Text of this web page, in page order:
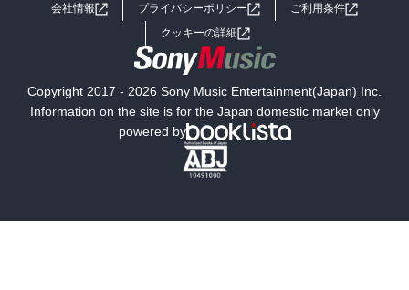
小説
海外小説
ミステリー SF
文学
会社情報 プライバシーポリシー
ご利用条件
クッキーの詳細
Copyright 2017 - 2026 Sony Music Entertainment(Japan) Inc.
Information on the site is for the Japan domestic market only
powered by